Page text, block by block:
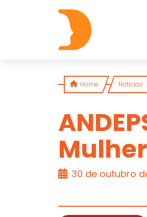
Skip to content
ARTIGO
Home Notícias
30 de outubro